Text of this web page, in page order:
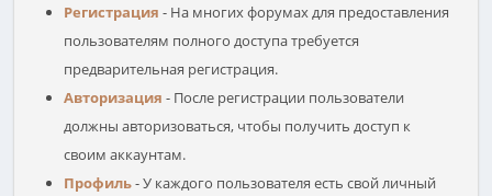
Регистрация - На многих форумах для предоставления
пользователям полного доступа требуется
предварительная регистрация.
Авторизация - После регистрации пользователи
должны авторизоваться, чтобы получить доступ к
своим аккаунтам.
Профиль- У каждого пользователя есть свой личный